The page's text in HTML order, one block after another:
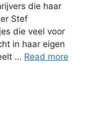
die haar
Stef
die veel voor
in haar eigen
… Read more